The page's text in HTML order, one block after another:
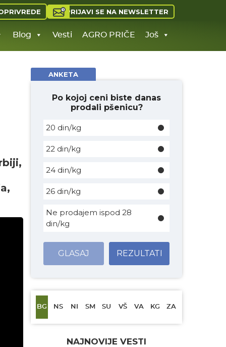
PRIJAVI SE NA NEWSLETTER
Blog Vesti AGRO PRIČE Još
ANKETA
Po kojoj ceni biste danas
prodali pšenicu?
20 din/kg
22 din/kg
24 din/kg
26 din/kg
Ne prodajem ispod 28
din/kg
GLASAJ REZULTATI
BG NS NI SM SU VŠ VA KG ZA
NAJNOVIJE VESTI